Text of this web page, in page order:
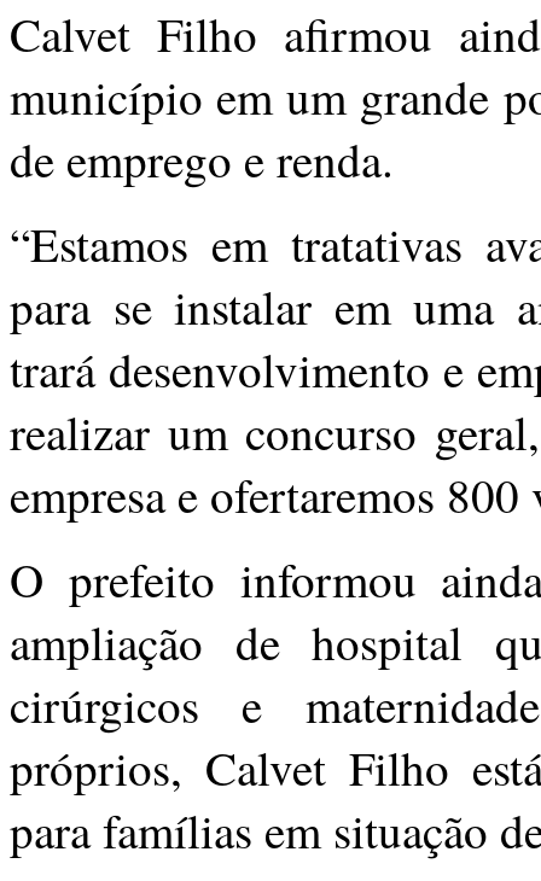
Calvet Filho afirmou
município em um grande
de emprego e renda.
“Estamos em tratativas
para se instalar em uma
trará desenvolvimento e
realizar um concurso
empresa e ofertaremos
O prefeito informou
ampliação de hospital
cirúrgicos e
próprios, Calvet Filho
para famílias em situação